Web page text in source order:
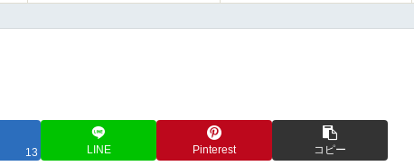
13 LINE Pinterest コピー